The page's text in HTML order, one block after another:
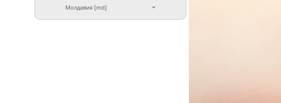
Молдавия [md]